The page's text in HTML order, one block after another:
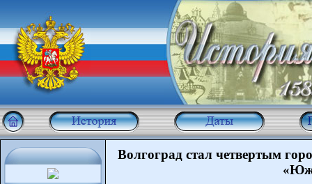
Волгоград стал четвертым